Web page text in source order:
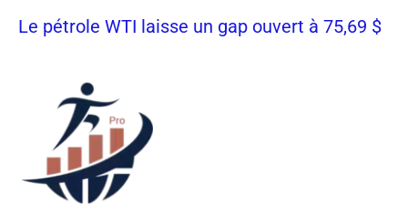
Le pétrole WTI laisse un gap ouvert à 75,69 $